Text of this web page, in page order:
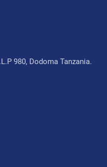
980, Dodoma Tanzania.